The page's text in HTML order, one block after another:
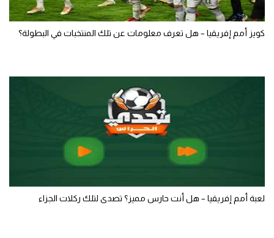
كويز أمم إفريقيا – هل تعرف معلومات عن تلك المنتخبات في البطولة؟
لعبة أمم إفريقيا – هل أنت حارس مميز؟ تصدى لتلك ركلات الجزاء